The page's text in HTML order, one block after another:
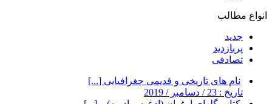
انواع مطالب
جدید
پربازدید
تصادفی
نام های تاریخی و قدیمی جغرافیایی [...]
تاریخ : 23 / دسامبر / 2019